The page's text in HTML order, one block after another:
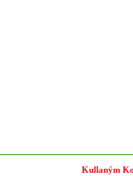
Kullaným